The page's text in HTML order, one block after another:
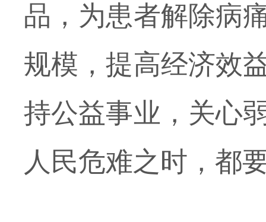
品，为患者解除病
规模，提高经济效
持公益事业，关心
人民危难之时，都